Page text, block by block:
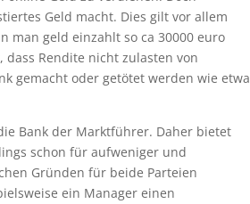
Geld macht. Dies gilt vor allem
man geld einzahlt so ca 30000 euro
Rendite nicht zulasten von
gemacht oder getötet werden wie etwa
Bank der Marktführer. Daher bietet
schon für aufweniger und
Gründen für beide Parteien
ein Manager einen